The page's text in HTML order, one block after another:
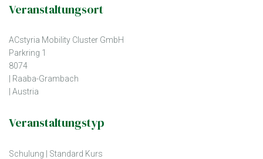
Veranstaltungsort
ACstyria Mobility Cluster GmbH
Parkring 1
8074
| Raaba-Grambach
| Austria
Veranstaltungstyp
Schulung | Standard Kurs